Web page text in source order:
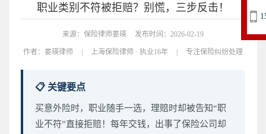
职业类别不符被拒赔？别慌，三步反击！
来源：保险律师姜瑛 发布时间：2026-02-19
作者： 姜瑛律师 | 上海保险律师 · 执业16年 | 专注保险纠纷处理
📋 关键要点
买意外险时，职业随手一选，理赔时却被告知“职
业不符”直接拒赔！每年交钱，出事了保险公司却